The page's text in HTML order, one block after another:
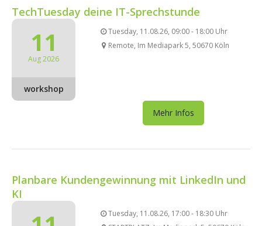
TechTuesday deine IT-Sprechstunde
11
Aug 2026
workshop
Tuesday, 11.08.26, 09:00 - 18:00 Uhr
Remote, Im Mediapark 5, 50670 Köln
Mehr Infos
Planbare Kundengewinnung mit LinkedIn und
KI
Tuesday, 11.08.26, 17:00 - 18:30 Uhr